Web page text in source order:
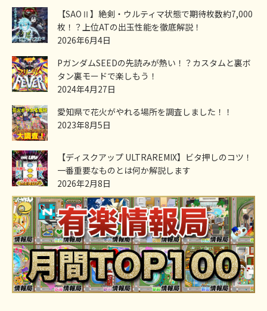
【SAOⅡ】絶剣・ウルティマ状態で期待枚数約7,000
枚！？上位ATの出玉性能を徹底解説！
2026年6月4日
PガンダムSEEDの先読みが熱い！？カスタムと裏ボ
タン裏モードで楽しもう！
2024年4月27日
愛知県で花火がやれる場所を調査しました！！
2023年8月5日
【ディスクアップ ULTRAREMIX】ビタ押しのコツ！
一番重要なものとは何か解説します
2026年2月8日